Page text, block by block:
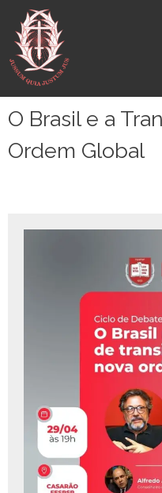
para
conteúdo
O Brasil e a
Ordem Global